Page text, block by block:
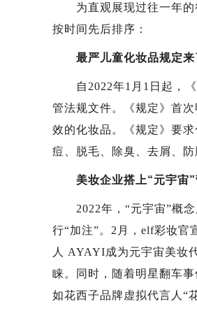
为直观展现过往一年的
按时间先后排序：
最严儿童化妆品规定来
自2022年1月1日起，《
管法规文件。《规定》首
效的化妆品。《规定》要
痘、脱毛、除臭、去屑、
美妆企业搭上“元宇宙
2022年，“元宇宙”概念
行“加注”。2月，elf彩妆官
人 AYAYI成为元宇宙美妆
睐。同时，随着明星翻车
如花西子品牌虚拟代言人“